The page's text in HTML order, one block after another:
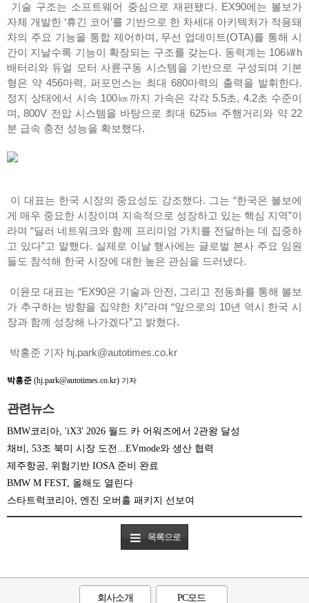
기술 구조는 소프트웨어 중심으로 재편됐다. EX90에는 볼보가
자체 개발한 ‘휴긴 코어’를 기반으로 한 차세대 아키텍처가 적용돼
차의 주요 기능을 통합 제어하며, 무선 업데이트(OTA)를 통해 시
간이 지날수록 기능이 확장되는 구조를 갖는다. 동력계는 106㎾h
배터리와 듀얼 모터 사륜구동 시스템을 기반으로 구성되며 기본
형은 약 456마력, 퍼포먼스는 최대 680마력의 출력을 발휘한다.
정지 상태에서 시속 100㎞까지 가속은 각각 5.5초, 4.2초 수준이
며, 800V 전압 시스템을 바탕으로 최대 625㎞ 주행거리와 약 22
분 급속 충전 성능을 확보했다.
이 대표는 한국 시장의 중요성도 강조했다. 그는 “한국은 볼보에
게 매우 중요한 시장이며 지속적으로 성장하고 있는 핵심 지역”이
라며 “딜러 네트워크와 함께 프리미엄 가치를 전달하는 데 집중하
고 있다”고 말했다. 실제로 이날 행사에는 글로벌 본사 주요 임원
들도 참석해 한국 시장에 대한 높은 관심을 드러냈다.
이윤모 대표는 “EX90은 기술과 안전, 그리고 전동화를 통해 볼보
가 추구하는 방향을 집약한 차”라며 “앞으로의 10년 역시 한국 시
장과 함께 성장해 나가겠다”고 밝혔다.
박홍준 기자 hj.park@autotimes.co.kr
박홍준 (hj.park@autotimes.co.kr) 기자
관련뉴스
BMW코리아, 'iX3' 2026 월드 카 어워즈에서 2관왕 달성
채비, 53조 북미 시장 도전...EVmode와 생산 협력
제주항공, 위험기반 IOSA 준비 완료
BMW M FEST, 올해도 열린다
스타트럭코리아, 엔진 오버홀 패키지 선보여
목록으로
회사소개 PC모드